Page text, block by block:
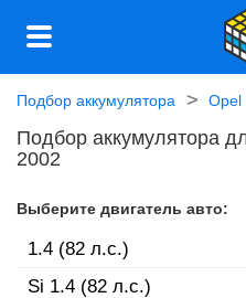
Подбор аккумулятора Opel
Подбор аккумулятора
2002
Выберите двигатель авто:
1.4 (82 л.с.)
Si 1.4 (82 л.с.)